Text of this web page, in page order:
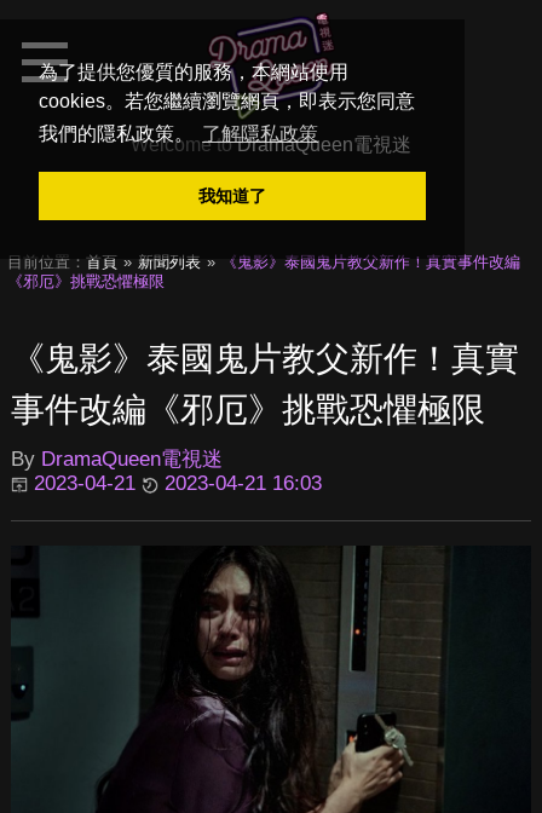
為了提供您優質的服務，本網站使用
cookies。若您繼續瀏覽網頁，即表示您同意
我們的隱私政策。
了解隱私政策
我知道了
Welcome toDramaQueen電視迷
目前位置： 首頁 新聞列表
《鬼影》泰國鬼片教父新作！真實事件改編
《邪厄》挑戰恐懼極限
《鬼影》泰國鬼片教父新作！真實
事件改編《邪厄》挑戰恐懼極限
By DramaQueen電視迷
2023-04-21
2023-04-21 16:03